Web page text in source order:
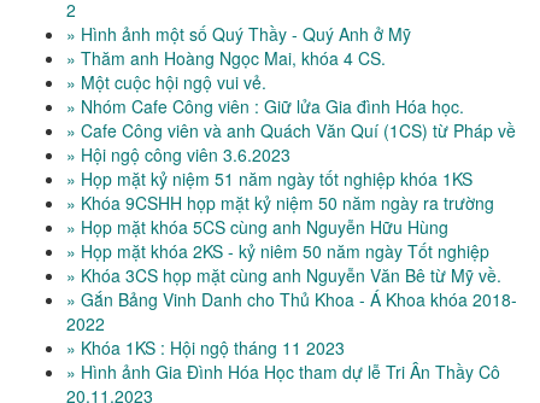
2
» Hình ảnh một số Quý Thầy - Quý Anh ở Mỹ
» Thăm anh Hoàng Ngọc Mai, khóa 4 CS.
» Một cuộc hội ngộ vui vẻ.
» Nhóm Cafe Công viên : Giữ lửa Gia đình Hóa học.
» Cafe Công viên và anh Quách Văn Quí (1CS) từ Pháp về
» Hội ngộ công viên 3.6.2023
» Họp mặt kỷ niệm 51 năm ngày tốt nghiệp khóa 1KS
» Khóa 9CSHH họp mặt kỷ niệm 50 năm ngày ra trường
» Họp mặt khóa 5CS cùng anh Nguyễn Hữu Hùng
» Họp mặt khóa 2KS - kỷ niêm 50 năm ngày Tốt nghiệp
» Khóa 3CS họp mặt cùng anh Nguyễn Văn Bê từ Mỹ về.
» Gắn Bảng Vinh Danh cho Thủ Khoa - Á Khoa khóa 2018-
2022
» Khóa 1KS : Hội ngộ tháng 11 2023
» Hình ảnh Gia Đình Hóa Học tham dự lễ Tri Ân Thầy Cô
20.11.2023